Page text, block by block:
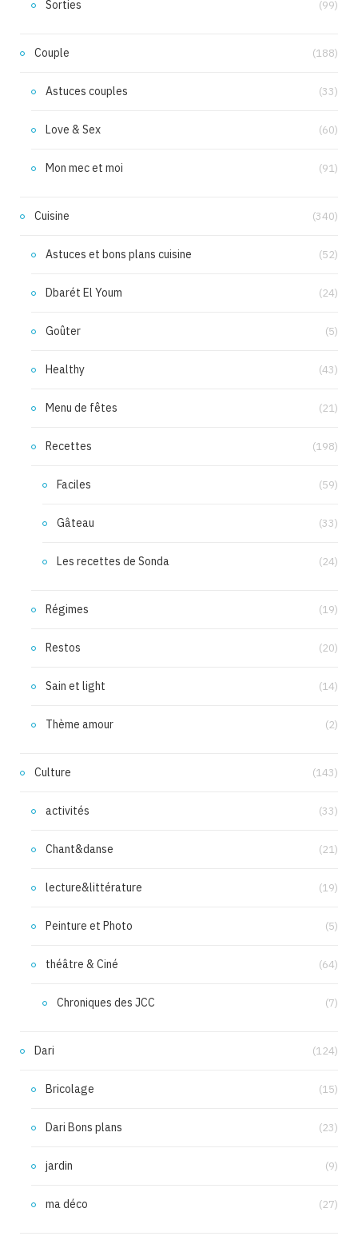
Sorties (99)
Couple (188)
Astuces couples (33)
Love & Sex (60)
Mon mec et moi (91)
Cuisine (340)
Astuces et bons plans cuisine (52)
Dbarét El Youm (24)
Goûter (5)
Healthy (43)
Menu de fêtes (21)
Recettes (198)
Faciles (59)
Gâteau (33)
Les recettes de Sonda (24)
Régimes (19)
Restos (20)
Sain et light (14)
Thème amour (2)
Culture (143)
activités (33)
Chant&danse (21)
lecture&littérature (19)
Peinture et Photo (5)
théâtre & Ciné (64)
Chroniques des JCC (7)
Dari (124)
Bricolage (15)
Dari Bons plans (23)
jardin (9)
ma déco (27)